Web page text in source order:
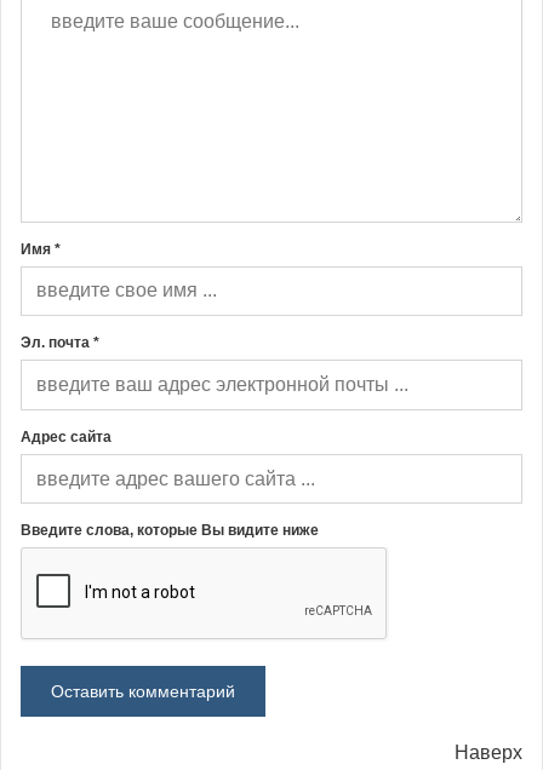
Имя *
Эл. почта *
Адрес сайта
Введите слова, которые Вы видите ниже
Наверх